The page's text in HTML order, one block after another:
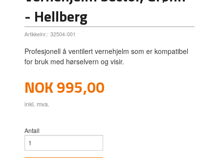
- Hellberg
Artikkelnr.: 32504-001
Profesjonell å ventilert vernehjelm som er kompatibel
for bruk med hørselvern og visir.
Pris
NOK995,00
inkl. mva.
Antall